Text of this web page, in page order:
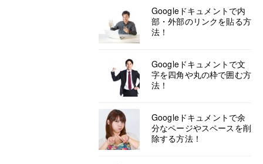
Googleドキュメントで内
部・外部のリンクを貼る方
法！
Googleドキュメントで文
字を四角や丸の枠で囲む方
法！
Googleドキュメントで余
分なページやスペースを削
除する方法！